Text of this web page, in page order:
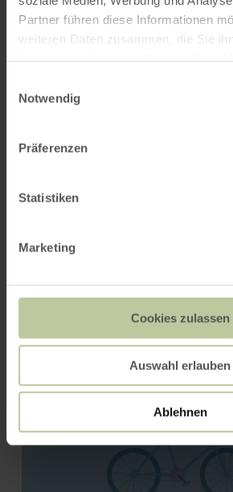
Partner führen diese Informationen
weiteren Daten zusammen, die Sie
Notwendig
Präferenzen
Statistiken
Marketing
Cookies zulassen
Auswahl erlauben
Ablehnen
Mahlbergs Garten